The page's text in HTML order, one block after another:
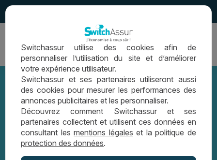
Ouvrir
navigation
Assurance de prêt : la différence entre
le délai de carence et le délai de
franchise
Switchassur utilise des cookies afin de
personnaliser l’utilisation du site et d’améliorer
votre expérience utilisateur.
Switchassur et ses partenaires utiliseront aussi
des cookies pour mesurer les performances des
annonces publicitaires et les personnaliser.
Découvrez comment Switchassur et ses
partenaires collectent et utilisent ces données en
consultant lesmentions légales et la politique de
protection des données.